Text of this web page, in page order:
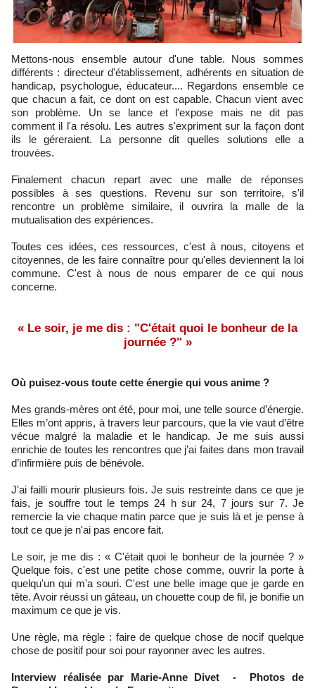
Mettons-nous ensemble autour d'une table. Nous sommes
différents : directeur d'établissement, adhérents en situation de
handicap, psychologue, éducateur.... Regardons ensemble ce
que chacun a fait, ce dont on est capable. Chacun vient avec
son problème. Un se lance et l'expose mais ne dit pas
comment il l'a résolu. Les autres s'expriment sur la façon dont
ils le géreraient. La personne dit quelles solutions elle a
trouvées.
Finalement chacun repart avec une malle de réponses
possibles à ses questions. Revenu sur son territoire, s'il
rencontre un problème similaire, il ouvrira la malle de la
mutualisation des expériences.
Toutes ces idées, ces ressources, c'est à nous, citoyens et
citoyennes, de les faire connaître pour qu'elles deviennent la loi
commune. C'est à nous de nous emparer de ce qui nous
concerne.
« Le soir, je me dis : "C'était quoi le bonheur de la
journée ?" »
Où puisez-vous toute cette énergie qui vous anime ?
Mes grands-mères ont été, pour moi, une telle source d’énergie.
Elles m’ont appris, à travers leur parcours, que la vie vaut d’être
vécue malgré la maladie et le handicap. Je me suis aussi
enrichie de toutes les rencontres que j’ai faites dans mon travail
d’infirmière puis de bénévole.
J'ai failli mourir plusieurs fois. Je suis restreinte dans ce que je
fais, je souffre tout le temps 24 h sur 24, 7 jours sur 7. Je
remercie la vie chaque matin parce que je suis là et je pense à
tout ce que je n'ai pas encore fait.
Le soir, je me dis : « C'était quoi le bonheur de la journée ? »
Quelque fois, c'est une petite chose comme, ouvrir la porte à
quelqu'un qui m'a souri. C'est une belle image que je garde en
tête. Avoir réussi un gâteau, un chouette coup de fil, je bonifie un
maximum ce que je vis.
Une règle, ma règle : faire de quelque chose de nocif quelque
chose de positif pour soi pour rayonner avec les autres.
Interview réalisée par Marie-Anne Divet - Photos de